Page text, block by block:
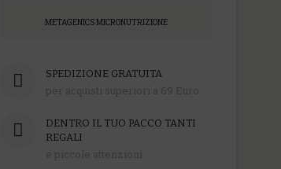
METAGENICS MICRONUTRIZIONE
SPEDIZIONE GRATUITA
DENTRO IL TUO PACCO TANTI
REGALI